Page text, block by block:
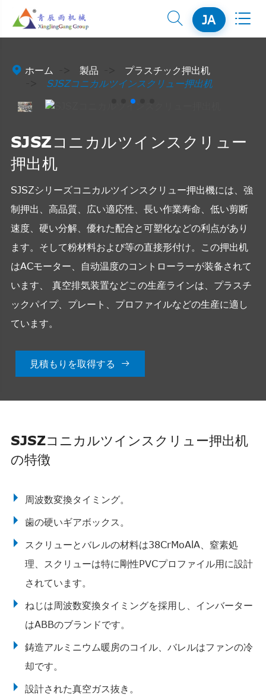
 JA 
 ホーム 製品
プラスチック押出机
SJSZコニカルツインスクリュー押出机
SJSZコニカルツインスクリュー
押出机
SJSZシリーズコニカルツインスクリュー押出機には、強
制押出、高品質、広い適応性、長い作業寿命、低い剪断
速度、硬い分解、優れた配合と可塑化などの利点があり
ます。そして粉材料および等の直接形付け。この押出机
はACモーター、自动温度のコントローラーが装备されて
います、 真空排気装置などこの生産ラインは、プラスチ
ックパイプ、プレート、プロファイルなどの生産に適し
ています。
見積もりを取得する 
SJSZコニカルツインスクリュー押出机
の特徴
周波数変換タイミング。
歯の硬いギアボックス。
スクリューとバレルの材料は38CrMoAlA、窒素処
理、スクリューは特に剛性PVCプロファイル用に設計
されています。
ねじは周波数変換タイミングを採用し、インバーター
はABBのブランドです。
鋳造アルミニウム暖房のコイル、バレルはファンの冷
却です。
設計された真空ガス抜き。